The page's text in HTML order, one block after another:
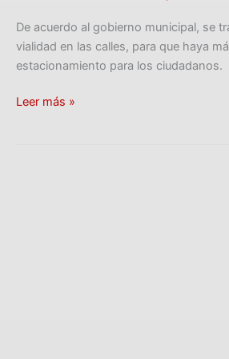
De acuerdo al gobierno municipal, se
vialidad en las calles, para que haya
estacionamiento para los ciudadanos.
Leer más »